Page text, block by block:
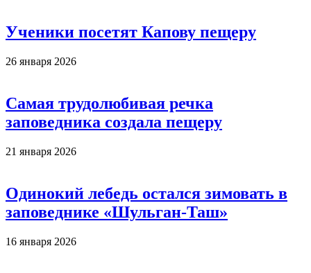
Ученики посетят Капову пещеру
26 января 2026
Самая трудолюбивая речка
заповедника создала пещеру
21 января 2026
Одинокий лебедь остался зимовать в
заповеднике «Шульган-Таш»
16 января 2026